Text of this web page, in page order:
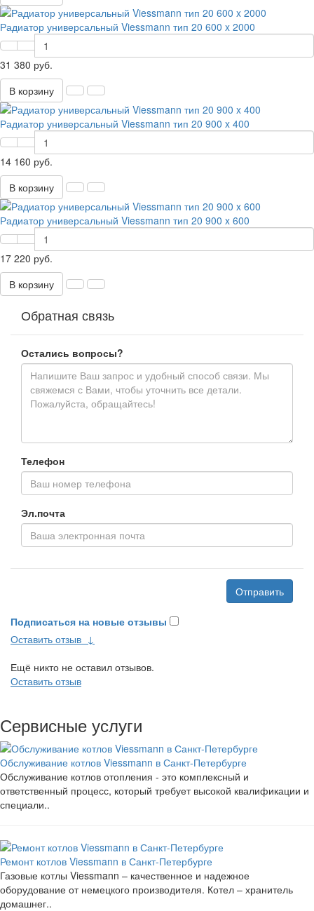
Радиатор универсальный Viessmann тип 20 600 x 2000
31 380 руб.
В корзину
Радиатор универсальный Viessmann тип 20 900 x 400
14 160 руб.
В корзину
Радиатор универсальный Viessmann тип 20 900 x 600
17 220 руб.
В корзину
Обратная связь
Остались вопросы?
Телефон
Эл.почта
Отправить
Подписаться на новые отзывы
Оставить отзыв ↓
Ещё никто не оставил отзывов.
Оставить отзыв
Сервисные услуги
Обслуживание котлов Viessmann в Санкт-Петербурге
Обслуживание котлов отопления - это комплексный и
ответственный процесс, который требует высокой квалификации и
специали..
Ремонт котлов Viessmann в Санкт-Петербурге
Газовые котлы Viessmann – качественное и надежное
оборудование от немецкого производителя. Котел – хранитель
домашнег..